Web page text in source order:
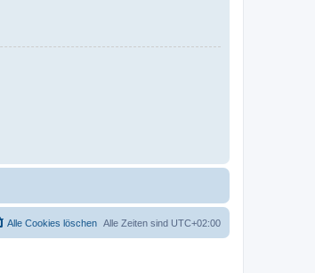
Alle Zeiten sind UTC+02:00
Alle Cookies löschen